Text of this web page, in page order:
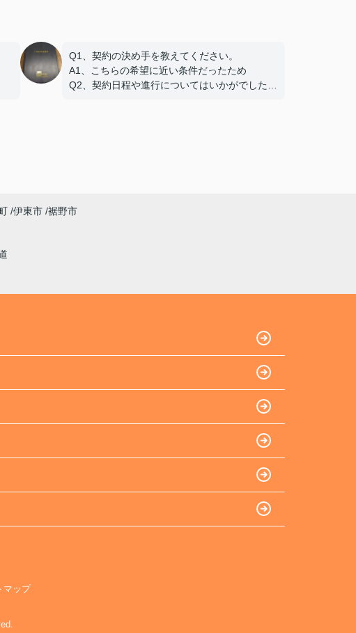
Q1、契約の決め手を教えてください。
A1、こちらの希望に近い条件だったため
Q2、契約日程や進行についてはいかがでしたで
伊東市 裾野市
マップ